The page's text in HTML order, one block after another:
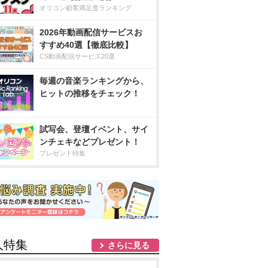
オリコン顧客満足度ランキング
2026年動画配信サービスお
すすめ40選【徹底比較】
CS動画配信サービス20選
毎週の音楽ランキングから、
ヒットの推移をチェック！
試写会、登壇イベント、サイ
ンチェキなどプレゼント！
プレゼント特集
特集 さらに見る